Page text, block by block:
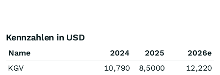
Kennzahlen in USD
Name 2024 2025
2026e
KGV
10,790 8,5000
12,220